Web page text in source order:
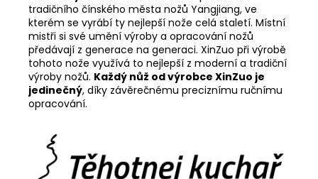
tradičního čínského města nožů Yangjiang, ve
kterém se vyrábí ty nejlepší nože celá staletí. Místní
mistři si své umění výroby a opracování nožů
předávají z generace na generaci. XinZuo při výrobě
tohoto nože využívá to nejlepší z moderní a tradiční
výroby nožů. Každý nůž od výrobce XinZuo je
jedinečný, díky závěrečnému preciznímu ručnímu
opracování.